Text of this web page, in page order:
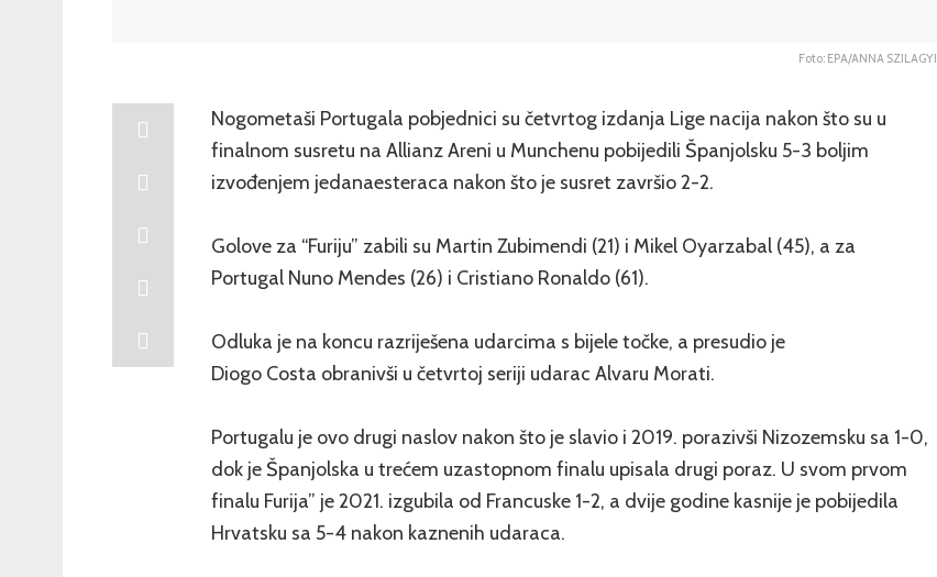
Foto: EPA/ANNA SZILAGYI
Nogometaši Portugala pobjednici su četvrtog izdanja Lige nacija nakon što su u
finalnom susretu na Allianz Areni u Munchenu pobijedili Španjolsku 5-3 boljim
izvođenjem jedanaesteraca nakon što je susret završio 2-2.
Golove za “Furiju” zabili su Martin Zubimendi (21) i Mikel Oyarzabal (45), a za
Portugal Nuno Mendes (26) i Cristiano Ronaldo (61).
Odluka je na koncu razriješena udarcima s bijele točke, a presudio je
Diogo Costa obranivši u četvrtoj seriji udarac Alvaru Morati.
Portugalu je ovo drugi naslov nakon što je slavio i 2019. porazivši Nizozemsku sa 1-0,
dok je Španjolska u trećem uzastopnom finalu upisala drugi poraz. U svom prvom
finalu Furija” je 2021. izgubila od Francuske 1-2, a dvije godine kasnije je pobijedila
Hrvatsku sa 5-4 nakon kaznenih udaraca.